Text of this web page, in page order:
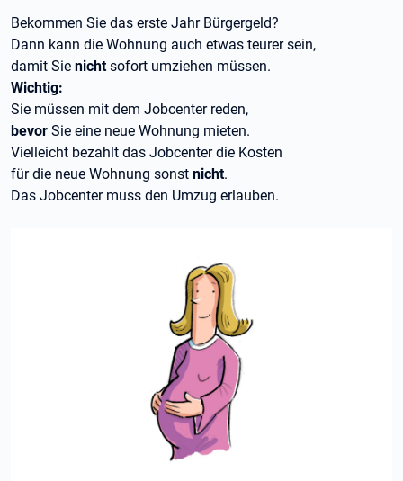
Bekommen Sie das erste Jahr Bürgergeld?
Dann kann die Wohnung auch etwas teurer sein,
damit Sie nichtsofort umziehen müssen.
Wichtig:
Sie müssen mit dem Jobcenter reden,
bevor Sie eine neue Wohnung mieten.
Vielleicht bezahlt das Jobcenter die Kosten
für die neue Wohnung sonst nicht.
Das Jobcenter muss den Umzug erlauben.